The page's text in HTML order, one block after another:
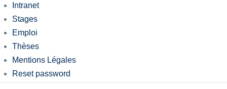
Intranet
Stages
Emploi
Thèses
Mentions Légales
Reset password